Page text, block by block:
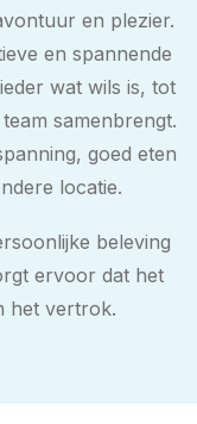
en plezier.
en spannende
wat wils is, tot
samenbrengt.
goed eten
locatie.
beleving
ervoor dat het
het vertrok.